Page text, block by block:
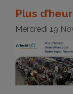
Plus
Mercredi 19